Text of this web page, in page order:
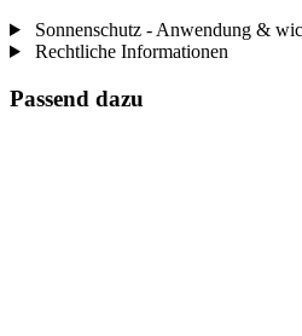
Sonnenschutz - Anwendung &
Rechtliche Informationen
Passend dazu